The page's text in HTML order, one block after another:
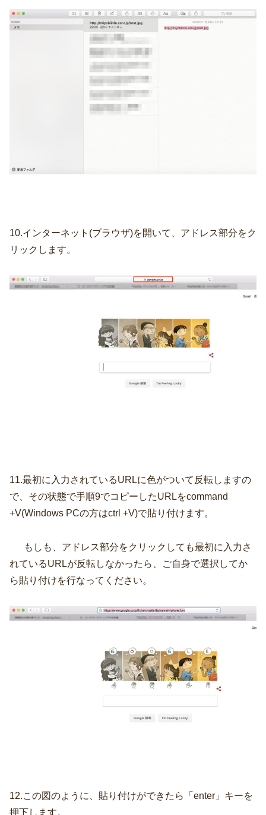
10.インターネット(ブラウザ)を開いて、アドレス部分をク
リックします。
11.最初に入力されているURLに色がついて反転しますの
で、その状態で手順9でコピーしたURLをcommand
+V(Windows PCの方はctrl +V)で貼り付けます。
もしも、アドレス部分をクリックしても最初に入力さ
れているURLが反転しなかったら、ご自身で選択してか
ら貼り付けを行なってください。
12.この図のように、貼り付けができたら「enter」キーを
押下します。